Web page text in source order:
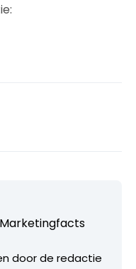
Marketingfacts
door de redactie